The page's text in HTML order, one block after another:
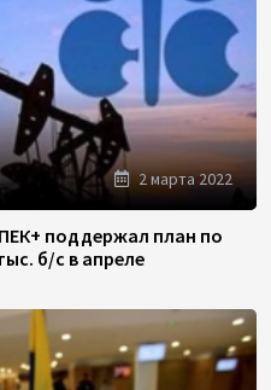
2 марта 2022
поддержал план по
б/с в апреле